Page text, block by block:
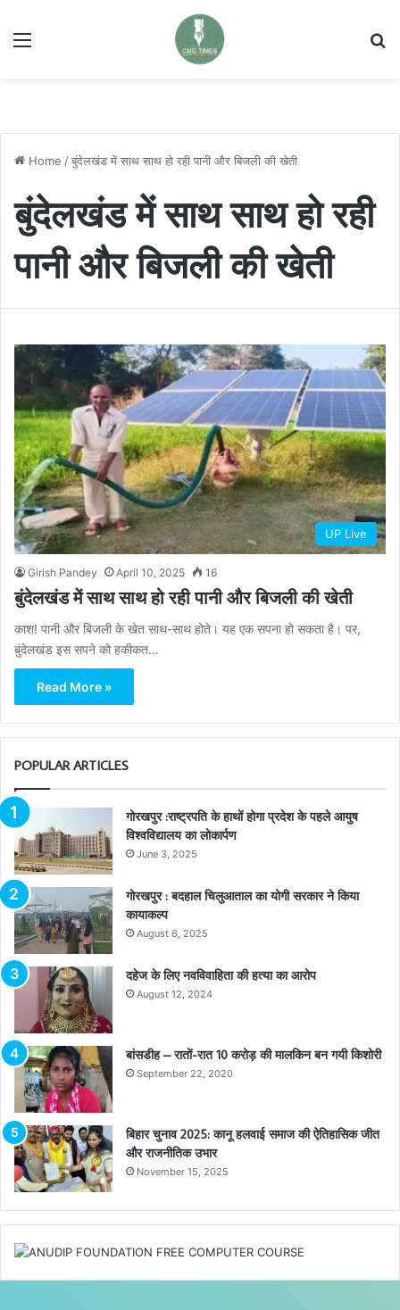
Menu
Home /बुंदेलखंड में साथ साथ हो रही पानी और बिजली की खेती
बुंदेलखंड में साथ साथ हो रही
पानी और बिजली की खेती
UP Live
Girish Pandey April 10, 2025 16
बुंदेलखंड में साथ साथ हो रही पानी और बिजली की खेती
काश! पानी और बिजली के खेत साथ-साथ होते। यह एक सपना हो सकता है। पर,
बुंदेलखंड इस सपने को हकीकत…
Read More »
POPULAR ARTICLES
गोरखपुर :राष्ट्रपति के हाथों होगा प्रदेश के पहले आयुष
विश्वविद्यालय का लोकार्पण
June 3, 2025
गोरखपुर : बदहाल चिलुआताल का योगी सरकार ने किया
कायाकल्प
August 6, 2025
दहेज के लिए नवविवाहिता की हत्या का आरोप
August 12, 2024
बांसडीह – रातों-रात 10 करोड़ की मालकिन बन गयी किशोरी
September 22, 2020
बिहार चुनाव 2025: कानू हलवाई समाज की ऐतिहासिक जीत
और राजनीतिक उभार
November 15, 2025